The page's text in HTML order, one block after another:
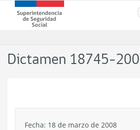
contenido
Superintendencia
de
-
Dictamen 18745-
Fecha: 18 de marzo de 2008